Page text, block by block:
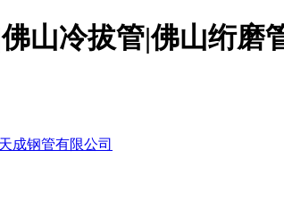
山冷拔管|佛山绗磨